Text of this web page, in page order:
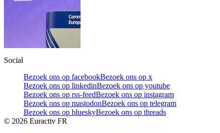
Social
Bezoek ons op facebookBezoek ons op x
Bezoek ons op linkedinBezoek ons op youtube
Bezoek ons op rss-feedBezoek ons op instagram
Bezoek ons op mastodonBezoek ons op telegram
Bezoek ons op blueskyBezoek ons op threads
© 2026 Euractiv FR